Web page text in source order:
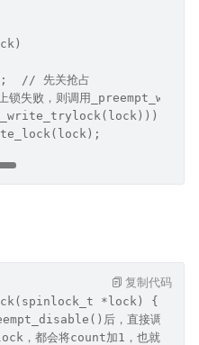
锁失败，则调用
*lock) {
后，直接调用
，都会将count加1，也就是发生
复制代码